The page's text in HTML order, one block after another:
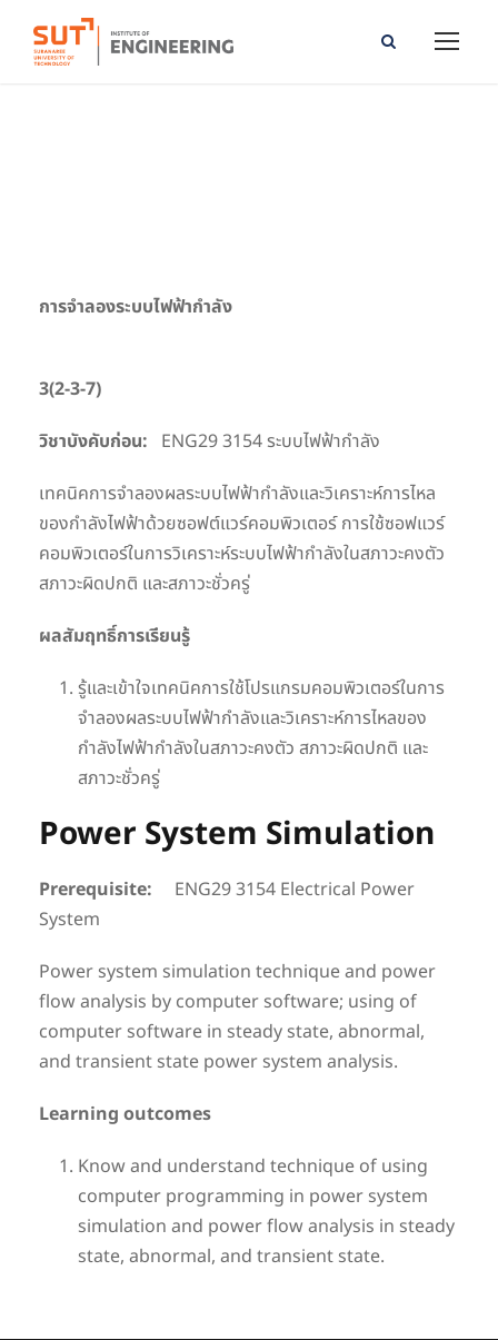
การจำลองระบบไฟฟ้ากำลัง
3(2-3-7)
วิชาบังคับก่อน: ENG29 3154 ระบบไฟฟ้ากำลัง
เทคนิคการจำลองผลระบบไฟฟ้ากำลังและวิเคราะห์การไหล
ของกำลังไฟฟ้าด้วยซอฟต์แวร์คอมพิวเตอร์ การใช้ซอฟแวร์
คอมพิวเตอร์ในการวิเคราะห์ระบบไฟฟ้ากำลังในสภาวะคงตัว
สภาวะผิดปกติ และสภาวะชั่วครู่
ผลสัมฤทธิ์การเรียนรู้
รู้และเข้าใจเทคนิคการใช้โปรแกรมคอมพิวเตอร์ในการ
จำลองผลระบบไฟฟ้ากำลังและวิเคราะห์การไหลของ
กำลังไฟฟ้ากำลังในสภาวะคงตัว สภาวะผิดปกติ และ
สภาวะชั่วครู่
Power System Simulation
Prerequisite: ENG29 3154 Electrical Power
System
Power system simulation technique and power
flow analysis by computer software; using of
computer software in steady state, abnormal,
and transient state power system analysis.
Learning outcomes
Know and understand technique of using
computer programming in power system
simulation and power flow analysis in steady
state, abnormal, and transient state.